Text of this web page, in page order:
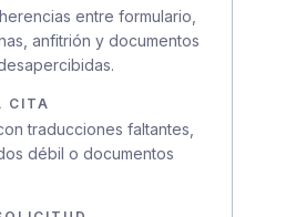
entre formulario,
anfitrión y documentos
CITA
traducciones faltantes,
débil o documentos